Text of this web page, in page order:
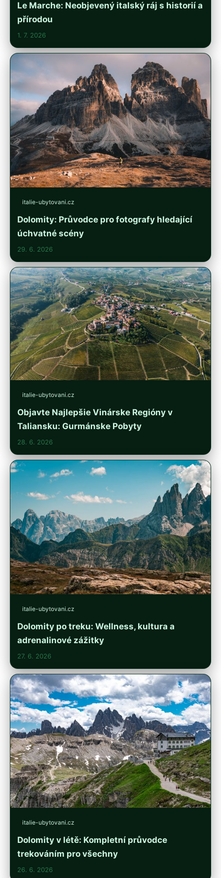
Le Marche: Neobjevený italský ráj s historií a
přírodou
1. 7. 2026
italie-ubytovani.cz
Dolomity: Průvodce pro fotografy hledající
úchvatné scény
29. 6. 2026
italie-ubytovani.cz
Objavte Najlepšie Vinárske Regióny v
Taliansku: Gurmánske Pobyty
28. 6. 2026
italie-ubytovani.cz
Dolomity po treku: Wellness, kultura a
adrenalinové zážitky
27. 6. 2026
italie-ubytovani.cz
Dolomity v létě: Kompletní průvodce
trekováním pro všechny
26. 6. 2026